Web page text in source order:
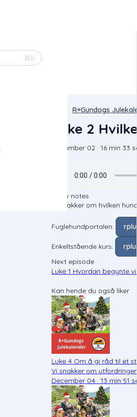
⌘K
R+Gundogs
Luke 2
December 02 · 16 min 33
Show notes
Vi snakker om hvilken
Fuglehundportalen:
Enkeltstående kurs:
Next episode
Luke 1 Hvordan begynte
Kan hende du også liker
Luke 4 Om å gi råd til et
Vi snakker om
December 04 · 13 min 51